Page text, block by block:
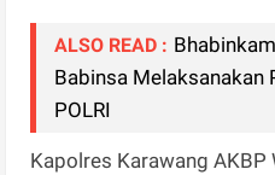
ALSO READ :
Babinsa Melaksanakan
POLRI
Kapolres Karawang